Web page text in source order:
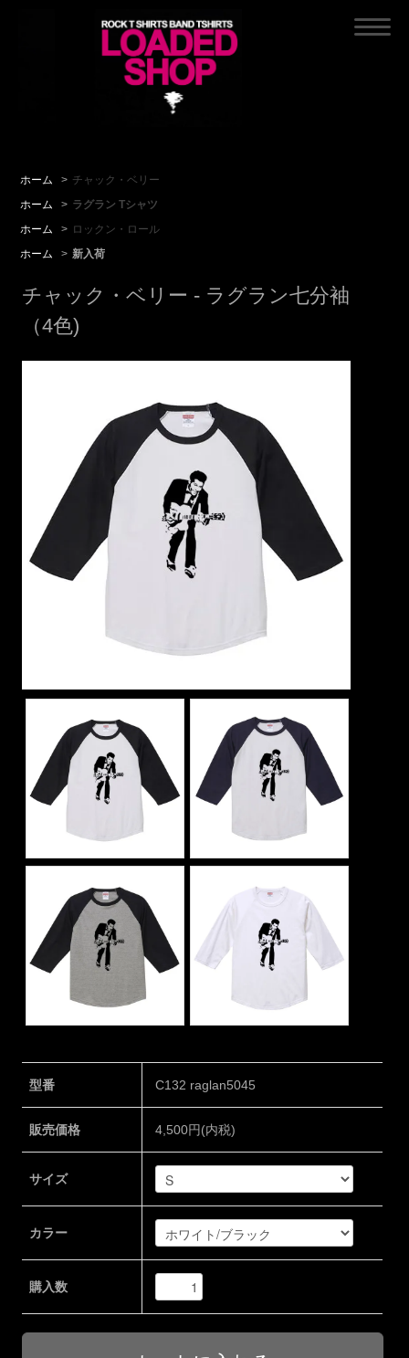
ホーム > チャック・ベリー
ホーム
> ラグラン Tシャツ
ホーム
> ロックン・ロール
ホーム
> 新入荷
チャック・ベリー - ラグラン七分袖
（4色)
型番 C132 raglan5045
販売価格 4,500円(内税)
サイズ
カラー
購入数